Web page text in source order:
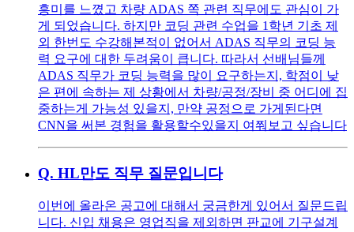
흥미를 느꼈고 차량 ADAS 쪽 관련 직무에도 관심이 가
게 되었습니다. 하지만 코딩 관련 수업을 1학년 기초 제
외 한번도 수강해본적이 없어서 ADAS 직무의 코딩 능
력 요구에 대한 두려움이 큽니다. 따라서 선배님들께
ADAS 직무가 코딩 능력을 많이 요구하는지, 학점이 낮
은 편에 속하는 제 상황에서 차량/공정/장비 중 어디에 집
중하는게 가능성 있을지, 만약 공정으로 가게된다면
CNN을 써본 경험을 활용할수있을지 여쭤보고 싶습니다
Q. HL만도 직무 질문입니다
이번에 올라온 공고에 대해서 궁금한게 있어서 질문드립
니다. 신입 채용은 영업직을 제외하면 판교에 기구설계